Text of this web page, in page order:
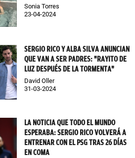
Sonia Torres
23-04-2024
SERGIO RICO Y ALBA SILVA ANUNCIAN
QUE VAN A SER PADRES: "RAYITO DE
LUZ DESPUÉS DE LA TORMENTA"
David Oller
31-03-2024
LA NOTICIA QUE TODO EL MUNDO
ESPERABA: SERGIO RICO VOLVERÁ A
ENTRENAR CON EL PSG TRAS 26 DÍAS
EN COMA